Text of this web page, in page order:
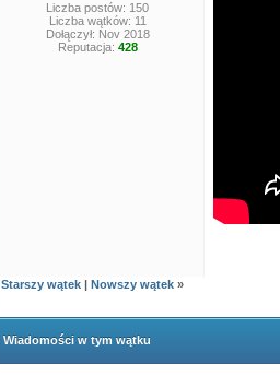
Liczba postów: 150
Liczba wątków: 11
Dołączył: Nov 2018
Reputacja: 428
Starszy wątek | Nowszy wątek »
Wiadomości w tym wątku